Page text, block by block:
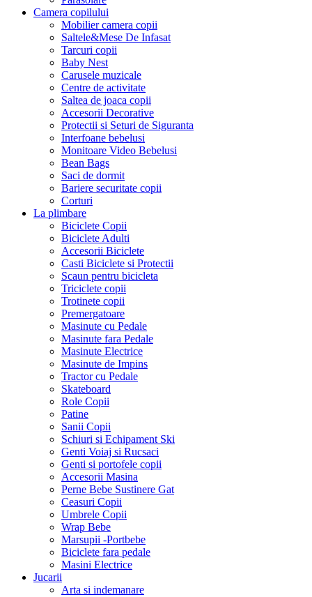
Camera copilului
Mobilier camera copii
Saltele&Mese De Infasat
Tarcuri copii
Baby Nest
Carusele muzicale
Centre de activitate
Saltea de joaca copii
Accesorii Decorative
Protectii si Seturi de Siguranta
Interfoane bebelusi
Monitoare Video Bebelusi
Bean Bags
Saci de dormit
Bariere securitate copii
Corturi
La plimbare
Biciclete Copii
Biciclete Adulti
Accesorii Biciclete
Casti Biciclete si Protectii
Scaun pentru bicicleta
Triciclete copii
Trotinete copii
Premergatoare
Masinute cu Pedale
Masinute fara Pedale
Masinute Electrice
Masinute de Impins
Tractor cu Pedale
Skateboard
Role Copii
Patine
Sanii Copii
Schiuri si Echipament Ski
Genti Voiaj si Rucsaci
Genti si portofele copii
Accesorii Masina
Perne Bebe Sustinere Gat
Ceasuri Copii
Umbrele Copii
Wrap Bebe
Marsupii -Portbebe
Biciclete fara pedale
Masini Electrice
Jucarii
Arta si indemanare